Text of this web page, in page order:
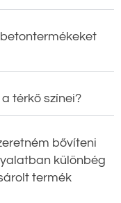
térkő színei?
bővíteni
különbég
termék